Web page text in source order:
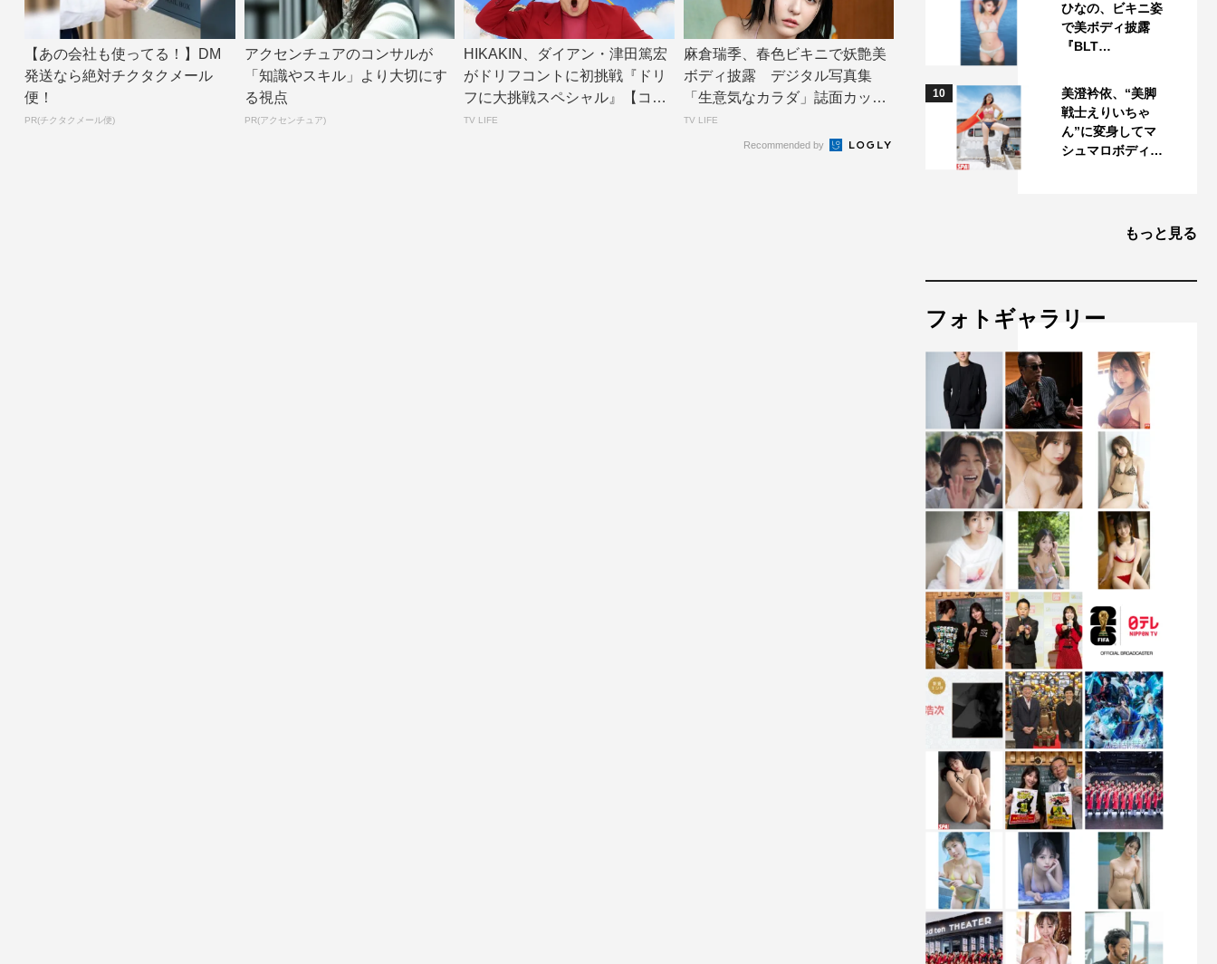
【あの会社も使ってる！】DM
発送なら絶対チクタクメール
便！
PR(チクタクメール便)
アクセンチュアのコンサルが
「知識やスキル」より大切にす
る視点
PR(アクセンチュア)
HIKAKIN、ダイアン・津田篤宏
がドリフコントに初挑戦『ドリ
フに大挑戦スペシャル』【コメ
ントあり】...
TV LIFE
麻倉瑞季、春色ビキニで妖艶美
ボディ披露 デジタル写真集
「生意気なカラダ」誌面カット
公開 | TV L...
TV LIFE
Recommended by
ひなの、ビキニ姿
で美ボディ披露
『BLT…
10
美澄衿依、“美脚
戦士えりいちゃ
ん”に変身してマ
シュマロボディ…
もっと見る
フォトギャラリー